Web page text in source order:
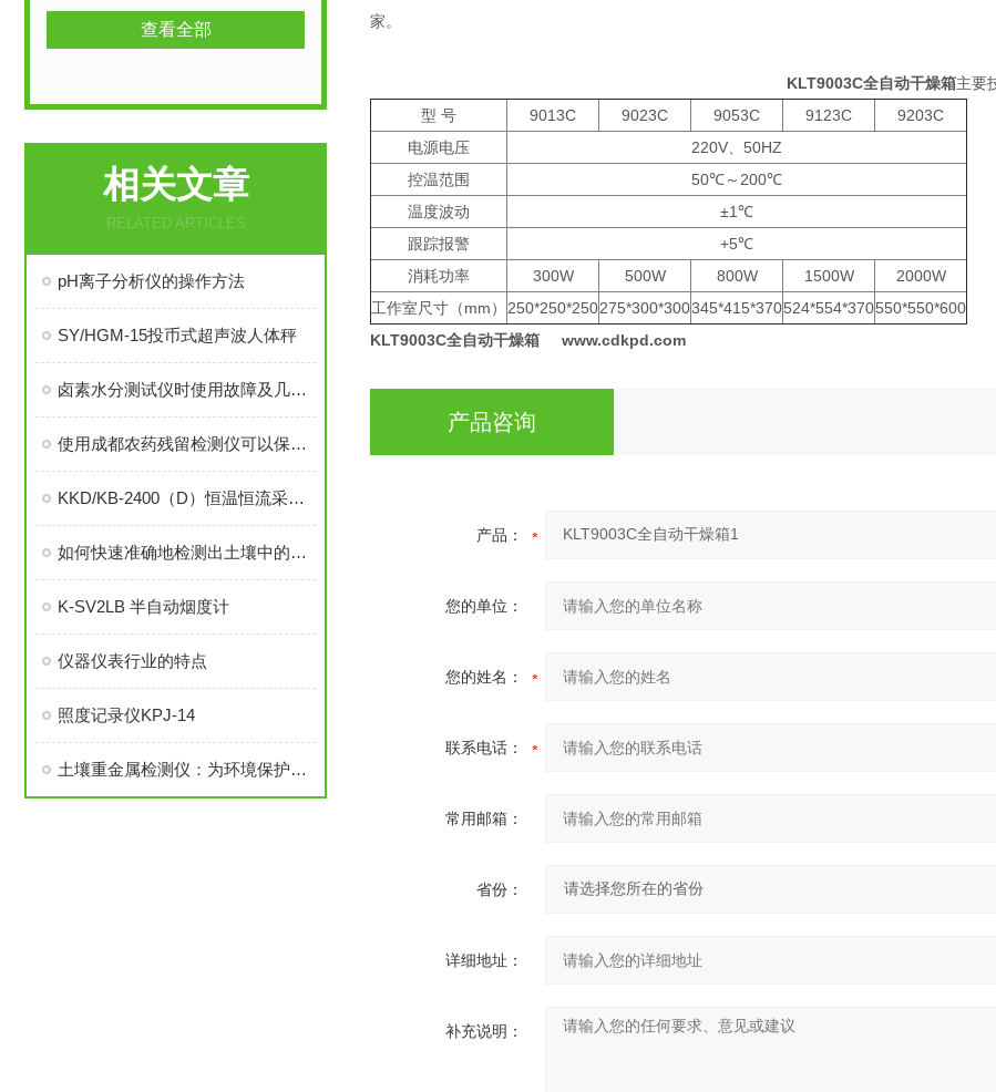
查看全部
相关文章
RELATED ARTICLES
pH离子分析仪的操作方法
SY/HGM-15投币式超声波人体秤
卤素水分测试仪时使用故障及几项解决方案
使用成都农药残留检测仪可以保障农产品的食用安全
KKD/KB-2400（D）恒温恒流采样器
如何快速准确地检测出土壤中的重金属含量？土壤重金属检测仪来助力
K-SV2LB 半自动烟度计
仪器仪表行业的特点
照度记录仪KPJ-14
土壤重金属检测仪：为环境保护把关
家。
KLT9003C全自动干燥箱主要
型 号
9013C 9023C 9053C 9123C
9203C
电源电压
220V、50HZ
控温范围
50℃～200℃
温度波动
±1℃
跟踪报警
+5℃
消耗功率
300W 500W 800W 1500W
2000W
工作室尺寸（mm）
250*250*250275*300*300345*415*370524*554*370550*550*600
KLT9003C全自动干燥箱 www.cdkpd.com
产品咨询
产品：
您的单位：
您的姓名：
联系电话：
常用邮箱：
省份：
详细地址：
补充说明：